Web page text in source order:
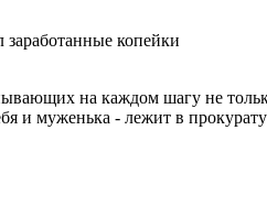
копейки
на каждом шагу не
и муженька - лежит в